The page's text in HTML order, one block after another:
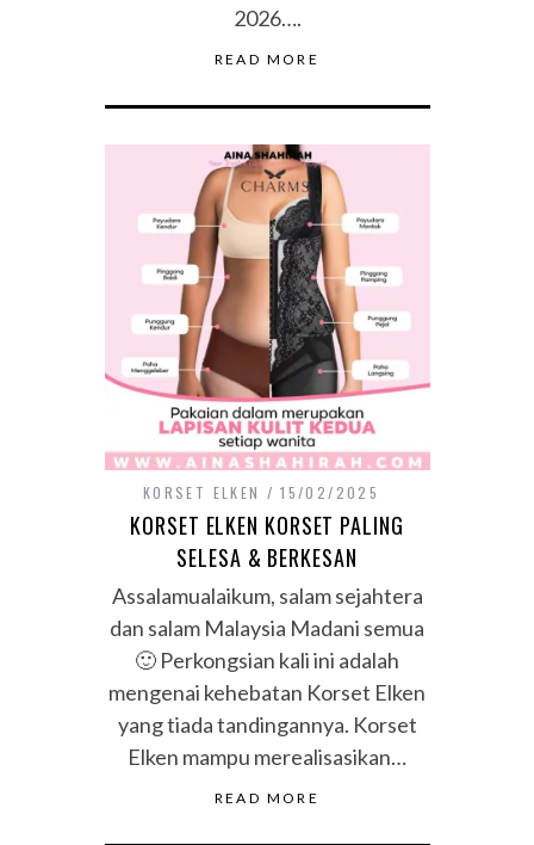
2026….
READ MORE
KORSET ELKEN 15/02/2025
KORSET ELKEN KORSET PALING
SELESA & BERKESAN
Assalamualaikum, salam sejahtera
dan salam Malaysia Madani semua
🙂 Perkongsian kali ini adalah
mengenai kehebatan Korset Elken
yang tiada tandingannya. Korset
Elken mampu merealisasikan…
READ MORE